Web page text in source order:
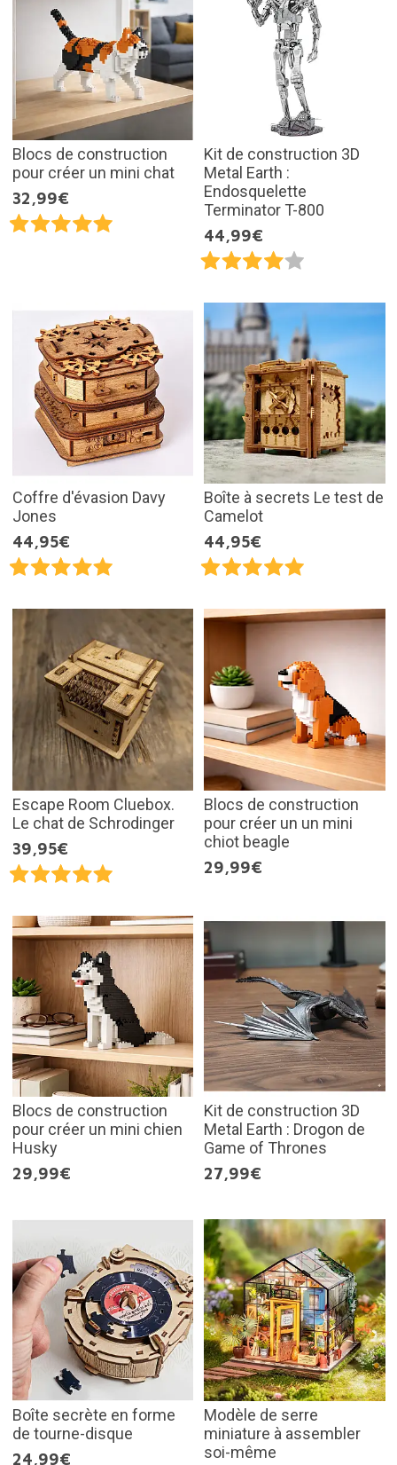
Blocs de construction
pour créer un mini chat
32,99€
Kit de construction 3D
Metal Earth :
Endosquelette
Terminator T-800
44,99€
Coffre d'évasion Davy
Jones
44,95€
Boîte à secrets Le test de
Camelot
44,95€
Escape Room Cluebox.
Le chat de Schrodinger
39,95€
Blocs de construction
pour créer un un mini
chiot beagle
29,99€
Blocs de construction
pour créer un mini chien
Husky
29,99€
Kit de construction 3D
Metal Earth : Drogon de
Game of Thrones
27,99€
Boîte secrète en forme
de tourne-disque
24,99€
Modèle de serre
miniature à assembler
soi-même